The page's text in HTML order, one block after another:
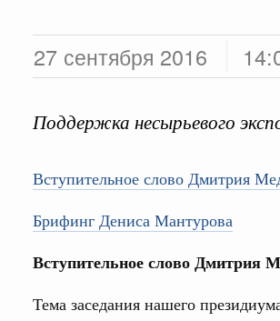
27 сентября 2016
Поддержка несырьевого
Вступительное слово Дмитрия
Брифинг Дениса Мантурова
Вступительное слово Дмитрия
Тема заседания нашего
Государственные программы
Координационные и совещательные
проект
проекта